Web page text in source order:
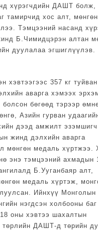
хүрэгчдийн ДАШТ болж,
тамирчид хос алт, мөнгөн
Тэмцээний насанд
Б.Чимидцэрэн алтан
дуулалаа эгшиглүүлэв.
хэвтээгээс 357 кг туйван
аварга хэмээх
бөгөөд тэрээр
Азийн гурван
дээд амжилт
жинд дэлхийн аварга
мөнгөн медаль хүртжээ.
энэ тэмцээний ахмадын
Б.Ууганбаяр алт,
медаль хүртэж,
Ийнхүү Монголын
нэгдсэн холбооны баг
оны хэвтээ шахалтын
төрлийн ДАШТ-д төрийн